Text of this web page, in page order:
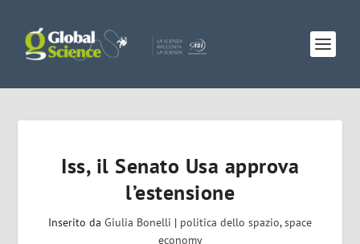
Iss, il Senato Usa approva
l’estensione
Inserito da Giulia Bonelli | politica dello spazio,space
economy